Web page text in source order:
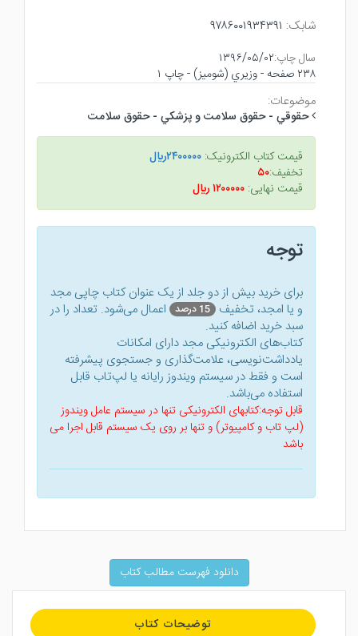
شابک: ۹۷۸۶۰۰۱۹۳۴۳۹۱
سال چاپ:۱۳۹۶/۰۵/۰۲
۲۳۸ صفحه - وزيري (شوميز) - چاپ ۱
موضوعات:
حقوقي - حقوق سلامت و پزشكي - حقوق سلامت
قیمت کتاب الکترونیک: ۲۴۰۰۰۰۰ريال
تخفیف:۵۰
قیمت نهایی: ۱۲۰۰۰۰۰ ريال
توجه
برای خرید بیش از دو جلد از یک عنوان کتاب‌ چاپی مجد
و یا امجد، تخفیف 15 درصد
اعمال می‌شود. تعداد را در
سبد خرید اضافه کنید.
کتاب‌های الکترونیکی مجد دارای امکانات
یادداشت‌نویسی، علامت‌گذاری و جستجوی پیشرفته
است و فقط در سیستم ویندوز رایانه یا لپ‌تاب قابل
استفاده می‌باشد.
قابل توجه:کتابهای الکترونیکی تنها در سیستم عامل ویندوز
(لپ تاب و کامپیوتر) و تنها بر روی یک سیستم قابل اجرا می
باشد
دانلود فهرست مطالب کتاب
توضیحات کتاب